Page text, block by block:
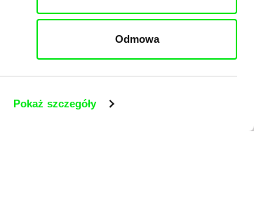
Pokaż szczegóły
Odmowa